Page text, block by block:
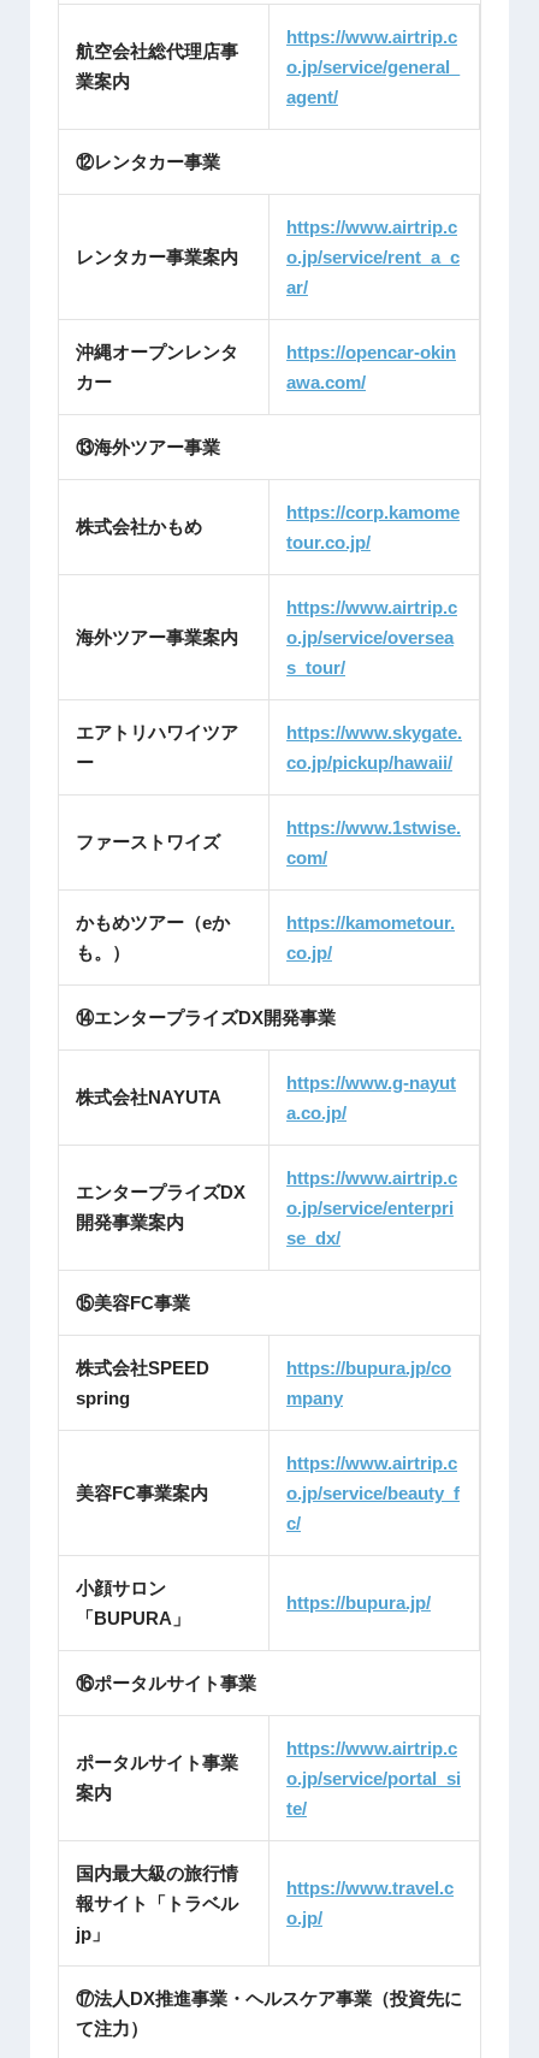
航空会社総代理店事
業案内
https://www.airtrip.c
o.jp/service/general_
agent/
⑫レンタカー事業
レンタカー事業案内
https://www.airtrip.c
o.jp/service/rent_a_c
ar/
沖縄オープンレンタ
カー
https://opencar-okin
awa.com/
⑬海外ツアー事業
株式会社かもめ
https://corp.kamome
tour.co.jp/
海外ツアー事業案内
https://www.airtrip.c
o.jp/service/oversea
s_tour/
エアトリハワイツア
ー
https://www.skygate.
co.jp/pickup/hawaii/
ファーストワイズ
https://www.1stwise.
com/
かもめツアー（eか
も。）
https://kamometour.
co.jp/
⑭エンタープライズDX開発事業
株式会社NAYUTA
https://www.g-nayut
a.co.jp/
エンタープライズDX
開発事業案内
https://www.airtrip.c
o.jp/service/enterpri
se_dx/
⑮美容FC事業
株式会社SPEED
spring
https://bupura.jp/co
mpany
美容FC事業案内
https://www.airtrip.c
o.jp/service/beauty_f
c/
小顔サロン
「BUPURA」
https://bupura.jp/
⑯ポータルサイト事業
ポータルサイト事業
案内
https://www.airtrip.c
o.jp/service/portal_si
te/
国内最大級の旅行情
報サイト「トラベル
jp」
https://www.travel.c
o.jp/
⑰法人DX推進事業・ヘルスケア事業（投資先に
て注力）